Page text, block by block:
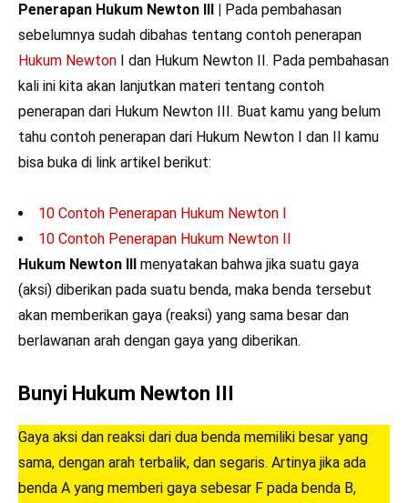
Penerapan Hukum Newton III | Pada pembahasan
sebelumnya sudah dibahas tentang contoh penerapan
Hukum Newton I dan Hukum Newton II. Pada pembahasan
kali ini kita akan lanjutkan materi tentang contoh
penerapan dari Hukum Newton III. Buat kamu yang belum
tahu contoh penerapan dari Hukum Newton I dan II kamu
bisa buka di link artikel berikut:
10 Contoh Penerapan Hukum Newton I
10 Contoh Penerapan Hukum Newton II
Hukum Newton III menyatakan bahwa jika suatu gaya
(aksi) diberikan pada suatu benda, maka benda tersebut
akan memberikan gaya (reaksi) yang sama besar dan
berlawanan arah dengan gaya yang diberikan.
Bunyi Hukum Newton III
Gaya aksi dan reaksi dari dua benda memiliki besar yang
sama, dengan arah terbalik, dan segaris. Artinya jika ada
benda A yang memberi gaya sebesar F pada benda B,